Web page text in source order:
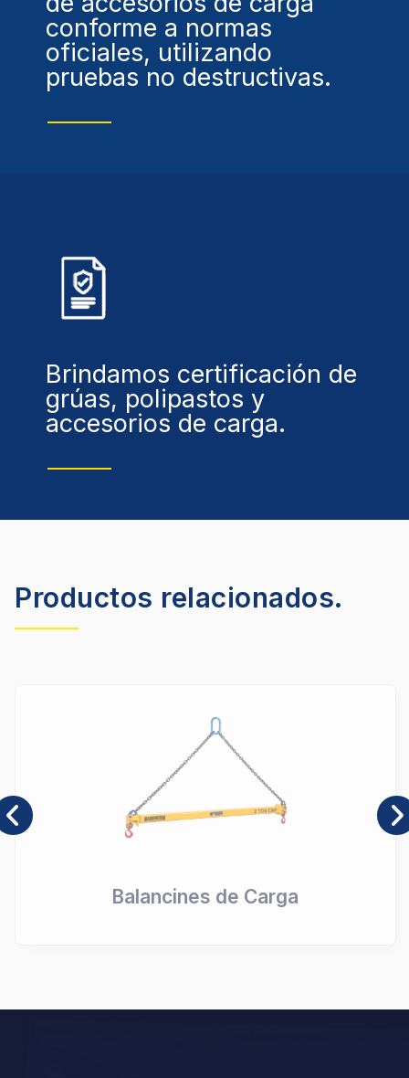
conforme a normas
oficiales, utilizando
pruebas no destructivas.
Brindamos certificación de
grúas, polipastos y
accesorios de carga.
Productos relacionados.
Sujeción de Carga